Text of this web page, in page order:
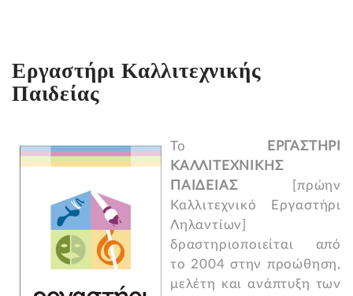
Εργαστήρι Καλλιτεχνικής
Παιδείας
Το
ΕΡΓΑΣΤΗΡΙ
ΚΑΛΛΙΤΕΧΝΙΚΗΣ
ΠΑΙΔΕΙΑΣ[πρώην
Καλλιτεχνικό Εργαστήρι
Ληλαντίων]
δραστηριοποιείται από
το 2004 στην προώθηση,
μελέτη και ανάπτυξη των